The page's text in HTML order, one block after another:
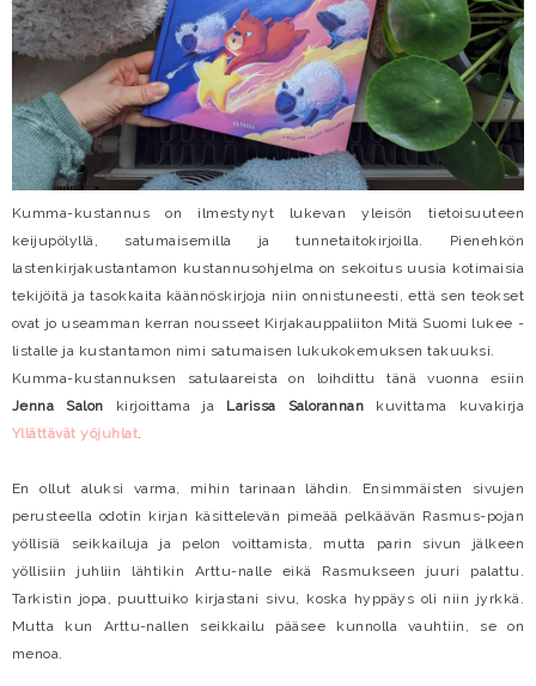
Kumma-kustannus on ilmestynyt lukevan yleisön tietoisuuteen
keijupölyllä, satumaisemilla ja tunnetaitokirjoilla. Pienehkön
lastenkirjakustantamon kustannusohjelma on sekoitus uusia kotimaisia
tekijöitä ja tasokkaita käännöskirjoja niin onnistuneesti, että sen teokset
ovat jo useamman kerran nousseet Kirjakauppaliiton Mitä Suomi lukee -
listalle ja kustantamon nimi satumaisen lukukokemuksen takuuksi.
Kumma-kustannuksen satulaareista on loihdittu tänä vuonna esiin
Jenna Salon kirjoittama ja Larissa Salorannan kuvittama kuvakirja
Yllättävät yöjuhlat.
En ollut aluksi varma, mihin tarinaan lähdin. Ensimmäisten sivujen
perusteella odotin kirjan käsittelevän pimeää pelkäävän Rasmus-pojan
yöllisiä seikkailuja ja pelon voittamista, mutta parin sivun jälkeen
yöllisiin juhliin lähtikin Arttu-nalle eikä Rasmukseen juuri palattu.
Tarkistin jopa, puuttuiko kirjastani sivu, koska hyppäys oli niin jyrkkä.
Mutta kun Arttu-nallen seikkailu pääsee kunnolla vauhtiin, se on
menoa.